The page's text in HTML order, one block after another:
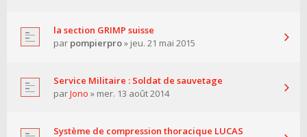
la section GRIMP suisse
par pompierpro» jeu. 21 mai 2015
Service Militaire : Soldat de sauvetage
parJono » mer. 13 août 2014
Système de compression thoracique LUCAS